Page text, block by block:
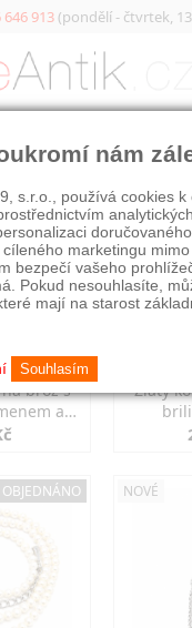
646 913(pondělí - čtvrtek,
brož s
a
Zlatý
OBJEDNÁNO NOVÉ
nám
s.r.o., používá cookies k
marketingu
bezpečí vašeho
Pokud nesouhlasíte,
mají na starost
Souhlasím